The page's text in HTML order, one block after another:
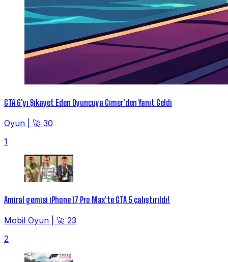
GTA 6'yı Şikayet Eden Oyuncuya Cimer'den Yanıt Geldi
Oyun
🚀 30
1
Amiral gemisi iPhone 17 Pro Max'te GTA 5 çalıştırıldı!
Mobil Oyun
🚀 23
2